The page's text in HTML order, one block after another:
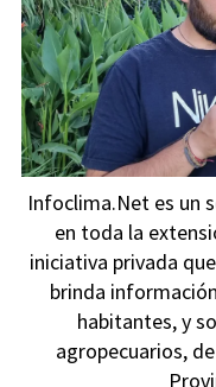
Infoclima.Net es un
en toda la
iniciativa privada
brinda
habitantes, y
agropecuarios,